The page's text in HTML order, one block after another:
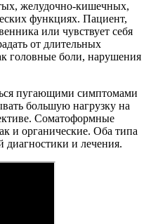
желудочно-кишечных,
функциях. Пациент,
или чувствует себя
от длительных
головные боли, нарушения
пугающими симптомами
большую нагрузку на
Соматоформные
и органические. Оба типа
диагностики и лечения.